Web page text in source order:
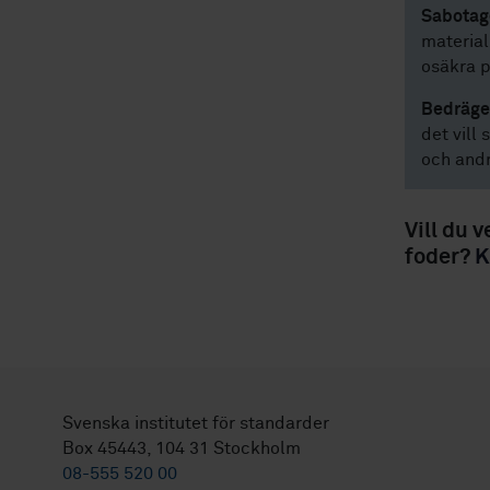
osäkra
det vill
och
Vill du
foder?
Svenska institutet för standarder
Box 45443, 104 31 Stockholm
08-555 520 00